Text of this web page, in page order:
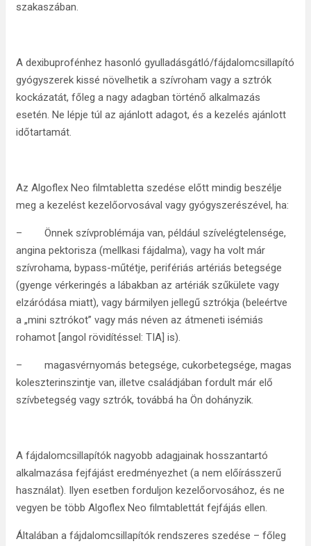
szakaszában.
A dexibuprofénhez hasonló gyulladásgátló/fájdalomcsillapító
gyógyszerek kissé növelhetik a szívroham vagy a sztrók
kockázatát, főleg a nagy adagban történő alkalmazás
esetén. Ne lépje túl az ajánlott adagot, és a kezelés ajánlott
időtartamát.
Az Algoflex Neo filmtabletta szedése előtt mindig beszélje
meg a kezelést kezelőorvosával vagy gyógyszerészével, ha:
– Önnek szívproblémája van, például szívelégtelensége,
angina pektorisza (mellkasi fájdalma), vagy ha volt már
szívrohama, bypass-műtétje, perifériás artériás betegsége
(gyenge vérkeringés a lábakban az artériák szűkülete vagy
elzáródása miatt), vagy bármilyen jellegű sztrókja (beleértve
a „mini sztrókot” vagy más néven az átmeneti isémiás
rohamot [angol rövidítéssel: TIA] is).
– magasvérnyomás betegsége, cukorbetegsége, magas
koleszterinszintje van, illetve családjában fordult már elő
szívbetegség vagy sztrók, továbbá ha Ön dohányzik.
A fájdalomcsillapítók nagyobb adagjainak hosszantartó
alkalmazása fejfájást eredményezhet (a nem előírásszerű
használat). Ilyen esetben forduljon kezelőorvosához, és ne
vegyen be több Algoflex Neo filmtablettát fejfájás ellen.
Általában a fájdalomcsillapítók rendszeres szedése – főleg